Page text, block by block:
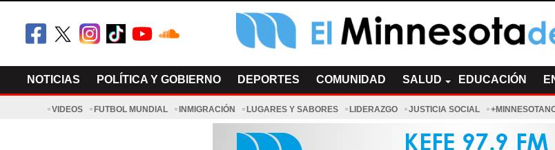
NOTICIAS POLÍTICA Y GOBIERNO DEPORTES COMUNIDAD SALUD EDUCACIÓN
VIDEOS FUTBOL MUNDIAL INMIGRACIÓN LUGARES Y SABORES LIDERAZGO JUSTICIA SOCIAL